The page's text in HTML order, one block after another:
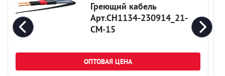
Греющий кабель
Арт.СН1134-230914_21-
СМ-15
ОПТОВАЯ ЦЕНА